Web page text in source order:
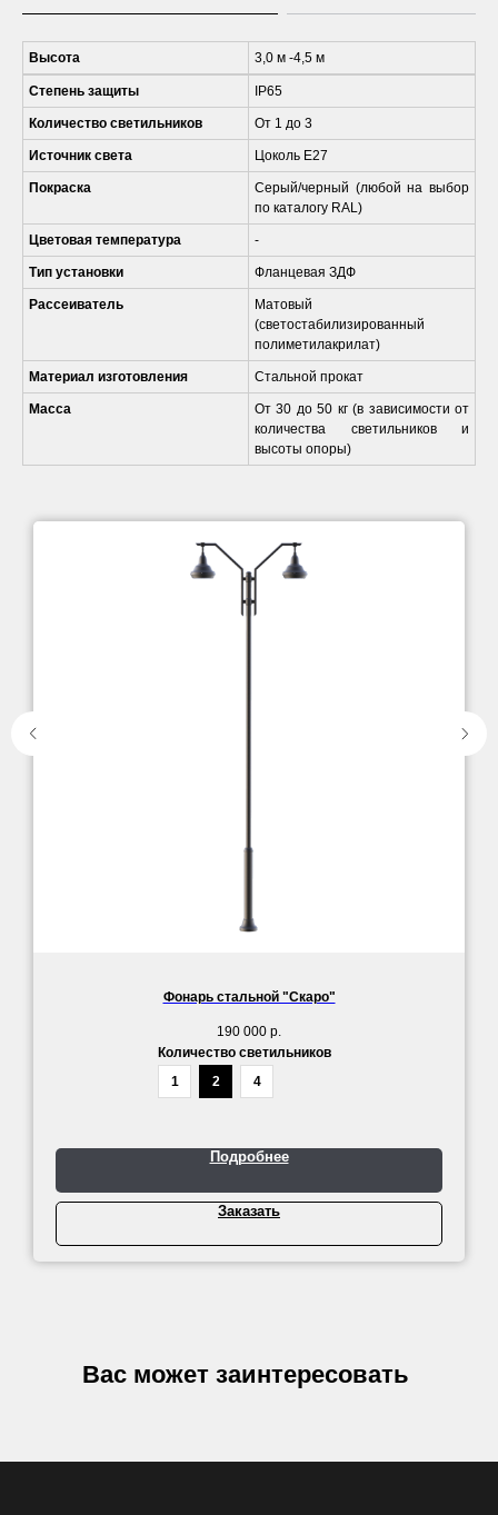
Высота 3,0 м -4,5 м
Степень защиты IP65
Количество светильников От 1 до 3
Источник света Цоколь Е27
Покраска
Серый/черный (любой на выбор
по каталогу RAL)
Цветовая температура -
Тип установки Фланцевая ЗДФ
Рассеиватель
Матовый
(светостабилизированный
полиметилакрилат)
Материал изготовления Стальной прокат
Масса
От 30 до 50 кг (в зависимости от
количества светильников и
высоты опоры)
Фонарь стальной "Скаро"
190 000 р.
Количество светильников
1
2 4
Подробнее
Заказать
Вас может заинтересовать